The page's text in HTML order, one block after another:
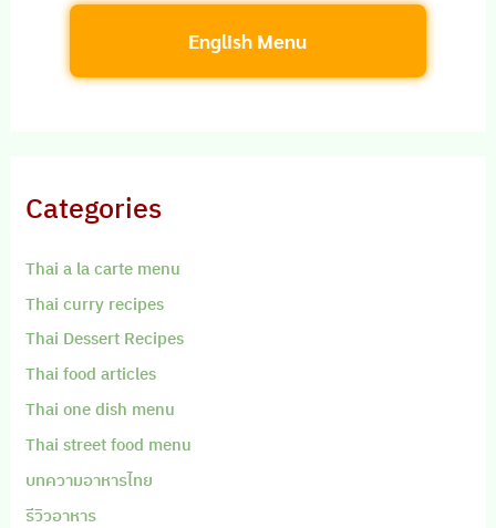
English Menu
Categories
Thai a la carte menu
Thai curry recipes
Thai Dessert Recipes
Thai food articles
Thai one dish menu
Thai street food menu
บทความอาหารไทย
รีวิวอาหาร